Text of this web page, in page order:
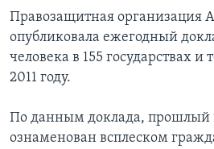
Правозащитная организация
опубликовала ежегодный
человека в 155 государствах
2011 году.
По данным доклада, прошлый
ознаменован всплеском